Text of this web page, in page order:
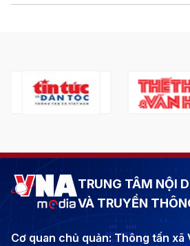
TRUNG TÂM NỘI
VÀ TRUYỀN
Cơ quan chủ quản: Thông tấn xã